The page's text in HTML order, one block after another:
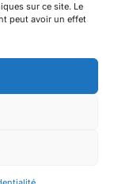
sur ce site. Le
peut avoir un effet